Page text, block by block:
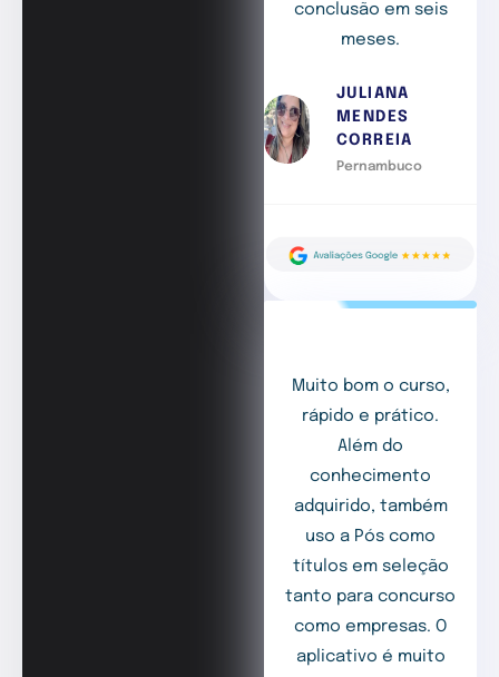
conclusão em seis
meses.
JULIANA
MENDES
CORREIA
Pernambuco
Muito bom o curso,
rápido e prático.
Além do
conhecimento
adquirido, também
uso a Pós como
títulos em seleção
tanto para concurso
como empresas. O
aplicativo é muito